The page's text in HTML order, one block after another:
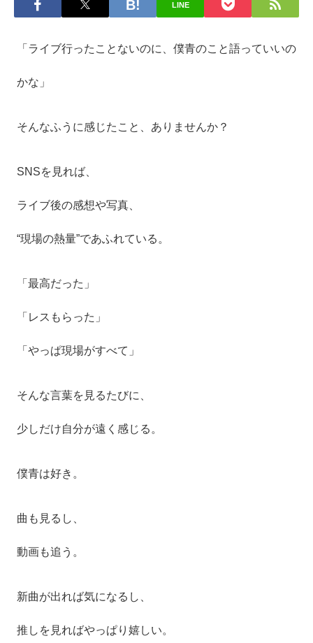
LINE
「ライブ行ったことないのに、僕青のこと語っていいの
かな」
そんなふうに感じたこと、ありませんか？
SNSを見れば、
ライブ後の感想や写真、
“現場の熱量”であふれている。
「最高だった」
「レスもらった」
「やっぱ現場がすべて」
そんな言葉を見るたびに、
少しだけ自分が遠く感じる。
僕青は好き。
曲も見るし、
動画も追う。
新曲が出れば気になるし、
推しを見ればやっぱり嬉しい。